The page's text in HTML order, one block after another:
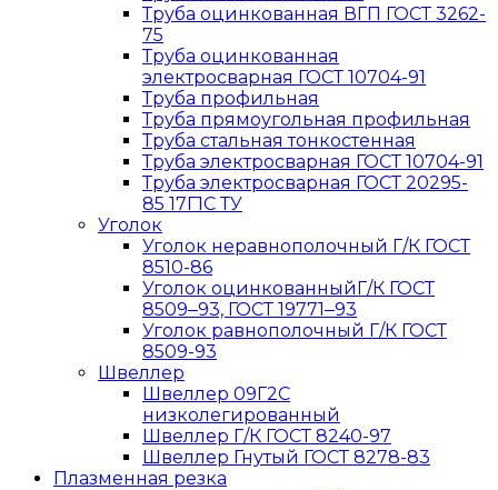
Труба оцинкованная ВГП ГОСТ 3262-
75
Труба оцинкованная
электросварная ГОСТ 10704-91
Труба профильная
Труба прямоугольная профильная
Труба стальная тонкостенная
Труба электросварная ГОСТ 10704-91
Труба электросварная ГОСТ 20295-
85 17Г1С ТУ
Уголок
Уголок неравнополочный Г/К ГОСТ
8510-86
Уголок оцинкованныйГ/К ГОСТ
8509‒93, ГОСТ 19771‒93
Уголок равнополочный Г/К ГОСТ
8509-93
Швеллер
Швеллер 09Г2С
низколегированный
Швеллер Г/К ГОСТ 8240-97
Швеллер Гнутый ГОСТ 8278-83
Плазменная резка